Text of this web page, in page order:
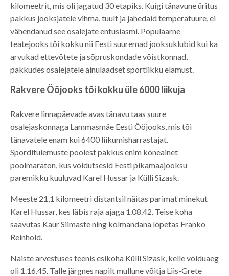
kilomeetrit, mis oli jagatud 30 etapiks. Kuigi tänavune üritus
pakkus jooksjatele vihma, tuult ja jahedaid temperatuure, ei
vähendanud see osalejate entusiasmi. Populaarne
teatejooks tõi kokku nii Eesti suuremad jooksuklubid kui ka
arvukad ettevõtete ja sõpruskondade võistkonnad,
pakkudes osalejatele ainulaadset sportlikku elamust.
Rakvere Ööjooks tõi kokku üle 6000 liikuja
Rakvere linnapäevade avas tänavu taas suure
osalejaskonnaga Lammasmäe Eesti Ööjooks, mis tõi
tänavatele enam kui 6400 liikumisharrastajat.
Sporditulemuste poolest pakkus enim kõneainet
poolmaraton, kus võidutsesid Eesti pikamaajooksu
paremikku kuuluvad Karel Hussar ja Külli Sizask.
Meeste 21,1 kilomeetri distantsil näitas parimat minekut
Karel Hussar, kes läbis raja ajaga 1.08.42. Teise koha
saavutas Kaur Siimaste ning kolmandana lõpetas Franko
Reinhold.
Naiste arvestuses teenis esikoha Külli Sizask, kelle võiduaeg
oli 1.16.45. Talle järgnes napilt mullune võitja Liis-Grete